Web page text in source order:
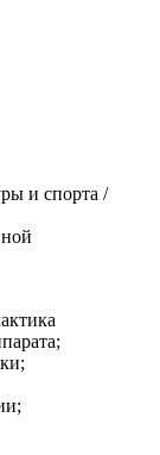
и спорта /